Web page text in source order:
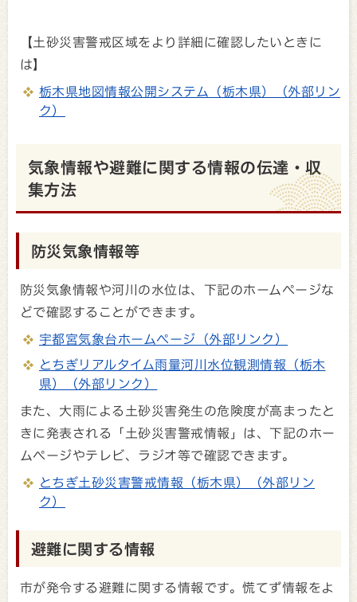
【土砂災害警戒区域をより詳細に確認したいときに
は】
栃木県地図情報公開システム（栃木県）（外部リン
ク）
気象情報や避難に関する情報の伝達・収
集方法
防災気象情報等
防災気象情報や河川の水位は、下記のホームページな
どで確認することができます。
宇都宮気象台ホームページ（外部リンク）
とちぎリアルタイム雨量河川水位観測情報（栃木
県）（外部リンク）
また、大雨による土砂災害発生の危険度が高まったと
きに発表される「土砂災害警戒情報」は、下記のホー
ムページやテレビ、ラジオ等で確認できます。
とちぎ土砂災害警戒情報（栃木県）（外部リン
ク）
避難に関する情報
市が発令する避難に関する情報です。慌てず情報をよ